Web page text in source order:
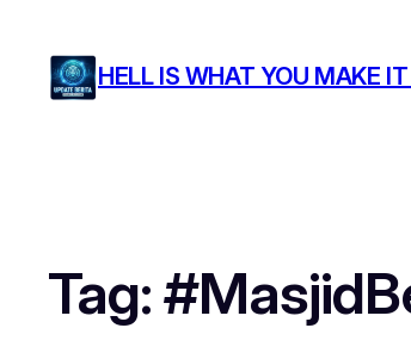
HELL IS WHAT YOU MAKE
Tag: